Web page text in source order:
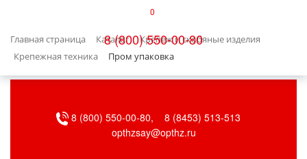
0
8 (800) 550-00-80
Главная страница Каталог
Крепеж и скобяные изделия
Крепежная техника
Пром упаковка
БЫТОВАЯ ТЕХНИКА
ВЕНТИЛЯЦИЯ8 (800) 550-00-80,
8 (8453) 513-513
opthzsay@opthz.ru